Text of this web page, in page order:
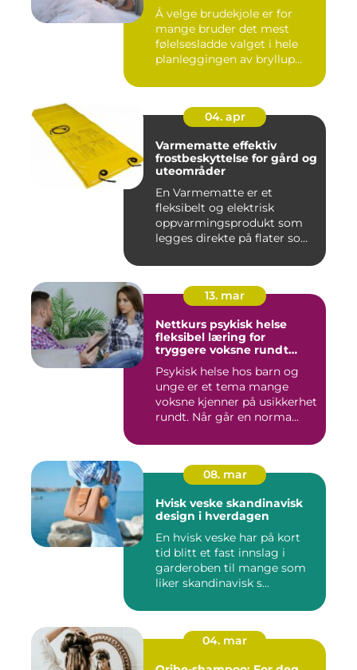
Å velge brudekjole er for
mange bruder det mest
følelsesladde valget i hele
planleggingen av bryllup...
04. apr
Varmematte effektiv
frostbeskyttelse for gård og
uteområder
En Varmematte er et
fleksibelt og elektrisk
oppvarmingsprodukt som
legges direkte på flater som
13. mar
Nettkurs psykisk helse
fleksibel læring for
tryggere voksne rundt
Psykisk helse hos barn og
unge er et tema mange
voksne kjenner på usikkerhet
rundt. Når går en norma...
08. mar
Hvisk veske skandinavisk
design i hverdagen
En hvisk veske har på kort
tid blitt et fast innslag i
garderoben til mange som
liker skandinavisk s...
04. mar